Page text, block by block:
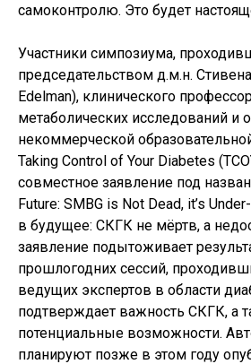
самоконтролю. Это будет
Участники симпозиума,
председательством д.м.н.
Edelman), клинического
метаболических исследований и
некоммерческой
Taking Control of Your Diabetes
совместное заявление под
Future: SMBG is Not Dead, it’s
в будущее: СКГК не мёртв, а
заявление подытоживает
прошлогодних сессий,
ведущих экспертов в области
подтверждает важность СКГК, а
потенциальные возможности.
планируют позже в этом году